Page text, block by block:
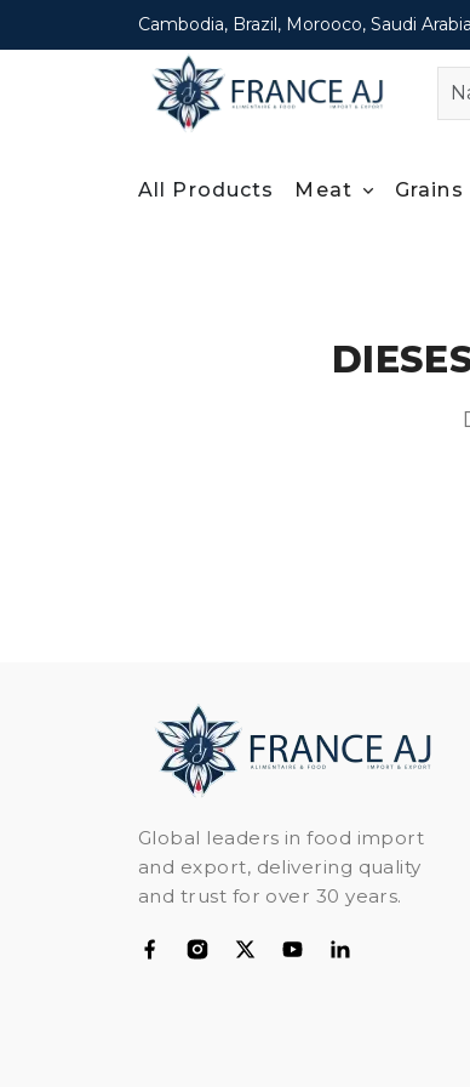
Cambodia, Brazil, Morooco, Saudi
All Products Meat Grains
Global leaders in food import
and export, delivering quality
and trust for over 30 years.